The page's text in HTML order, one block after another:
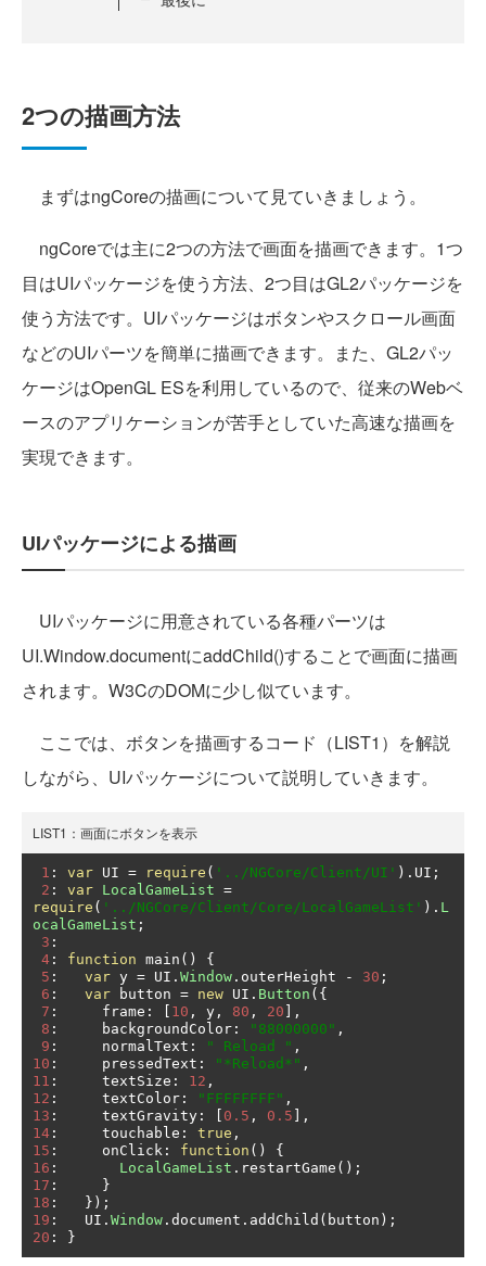
2つの描画方法
まずはngCoreの描画について見ていきましょう。
ngCoreでは主に2つの方法で画面を描画できます。1つ
目はUIパッケージを使う方法、2つ目はGL2パッケージを
使う方法です。UIパッケージはボタンやスクロール画面
などのUIパーツを簡単に描画できます。また、GL2パッ
ケージはOpenGL ESを利用しているので、従来のWebベ
ースのアプリケーションが苦手としていた高速な描画を
実現できます。
UIパッケージによる描画
UIパッケージに用意されている各種パーツは
UI.Window.documentにaddChild()することで画面に描画
されます。W3CのDOMに少し似ています。
ここでは、ボタンを描画するコード（LIST1）を解説
しながら、UIパッケージについて説明していきます。
LIST1：画面にボタンを表示
1 : var UI = require ( '../NGCore/Client/UI' ). UI ;
2 : var LocalGameList =
require ( '../NGCore/Client/Core/LocalGameList' ). L
ocalGameList ;
3 :
4 : function main ()
{
5 : var y = UI . Window . outerHeight - 30 ;
6 : var button = new UI . Button ({
7 :
     frame
: [ 10 , y , 80 , 20 ],
8 :
     backgroundColor
: "88000000" ,
9 :
     normalText
: " Reload " ,
10 :
     pressedText
: "*Reload*" ,
11 :
     textSize
: 12 ,
12 :
     textColor
: "FFFFFFFF" ,
13 :
     textGravity
: [ 0.5 , 0.5 ],
14 :
     touchable
: true ,
15 :
     onClick
: function ()
{
16 : LocalGameList . restartGame ();
17 :
}
18 :
});
19 :
   UI
. Window . document . addChild ( button );
20 : }